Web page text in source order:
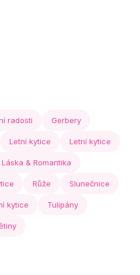
radosti Gerbery
Letní kytice Letní kytice
Láska & Romantika
Růže Slunečnice
kytice Tulipány